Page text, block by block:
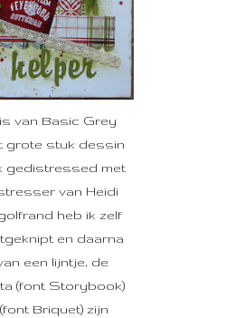
van Basic Grey
grote stuk dessin
gedistressed met
van Heidi
heb ik zelf
en daarna
een lijntje, de
(font Storybook)
Briquet) zijn